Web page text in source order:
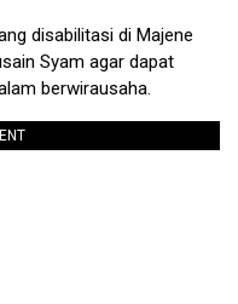
disabilitasi di Majene
Syam agar dapat
berwirausaha.